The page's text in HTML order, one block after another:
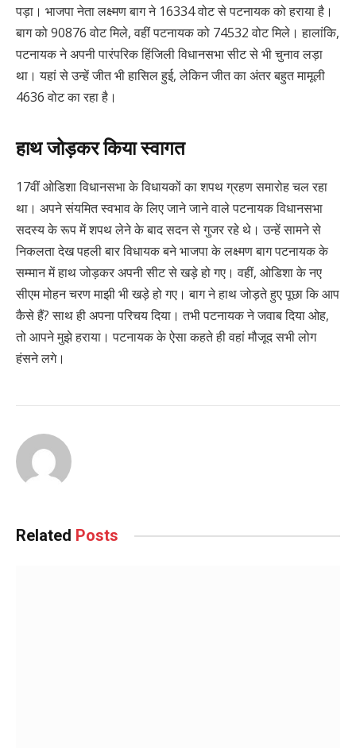
पड़ा। भाजपा नेता लक्ष्मण बाग ने 16334 वोट से पटनायक को हराया है।
बाग को 90876 वोट मिले, वहीं पटनायक को 74532 वोट मिले। हालांकि,
पटनायक ने अपनी पारंपरिक हिंजिली विधानसभा सीट से भी चुनाव लड़ा
था। यहां से उन्हें जीत भी हासिल हुई, लेकिन जीत का अंतर बहुत मामूली
4636 वोट का रहा है।
हाथ जोड़कर किया स्वागत
17वीं ओडिशा विधानसभा के विधायकों का शपथ ग्रहण समारोह चल रहा
था। अपने संयमित स्वभाव के लिए जाने जाने वाले पटनायक विधानसभा
सदस्य के रूप में शपथ लेने के बाद सदन से गुजर रहे थे। उन्हें सामने से
निकलता देख पहली बार विधायक बने भाजपा के लक्ष्मण बाग पटनायक के
सम्मान में हाथ जोड़कर अपनी सीट से खड़े हो गए। वहीं, ओडिशा के नए
सीएम मोहन चरण माझी भी खड़े हो गए। बाग ने हाथ जोड़ते हुए पूछा कि आप
कैसे हैं? साथ ही अपना परिचय दिया। तभी पटनायक ने जवाब दिया ओह,
तो आपने मुझे हराया। पटनायक के ऐसा कहते ही वहां मौजूद सभी लोग
हंसने लगे।
Related Posts